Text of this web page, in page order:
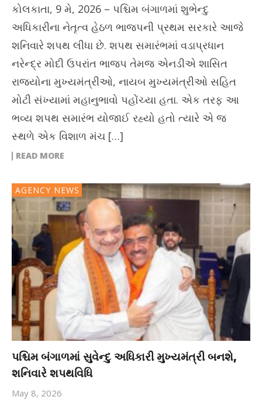
કોલકાતા, 9 મે, 2026 – પશ્ચિમ બંગાળમાં શુભેન્દુ
અધિકારીના નેતૃત્વ હેઠળ ભાજપની પ્રથમ સરકારે આજે
શનિવારે શપથ લીધા છે. શપથ સમારંભમાં વડાપ્રધાન
નરેન્દ્ર મોદી ઉપરાંત ભાજપ તેમજ એનડીએ શાસિત
રાજ્યોના મુખ્યમંત્રીઓ, નાયબ મુખ્યમંત્રીઓ સહિત
મોટી સંખ્યામાં મહાનુભાવો પહોંચ્યા હતા. એક તરફ આ
ભવ્ય શપથ સમારંભ યોજાઈ રહ્યો હતો ત્યારે એ જ
સ્થળે એક વિશાળ મંચ […]
READ MORE
AGENCY NEWS
પશ્ચિમ બંગાળમાં સુવેન્દુ અધિકારી મુખ્યમંત્રી બનશે,
શનિવારે શપથવિધિ
May 8, 2026